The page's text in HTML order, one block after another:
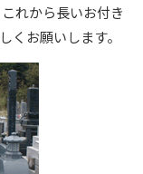
れから長いお付き
くお願いします。